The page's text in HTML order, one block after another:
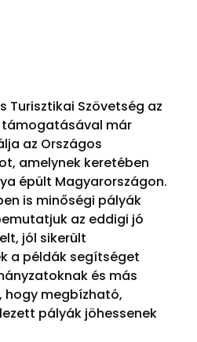
Turisztikai Szövetség az
már
az Országos
amelynek keretében
épült Magyarországon.
is minőségi pályák
az eddigi jó
jól sikerült
a példák segítséget
és más
megbízható,
pályák jöhessenek